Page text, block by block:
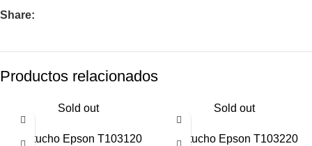
Share:
Productos relacionados
Sold out
Cartucho Epson T103120
Sold out
Cartucho Epson T103220